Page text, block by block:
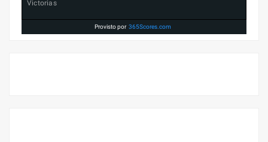
Victorias
Provisto por 365Scores.com